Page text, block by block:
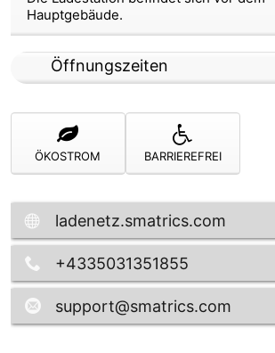
Hauptgebäude.
Öffnungszeiten
ÖKOSTROM BARRIEREFREI
ladenetz.smatrics.com
+4335031351855
support@smatrics.com